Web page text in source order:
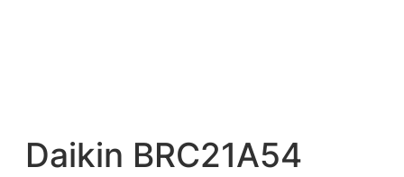
Daikin BRC21A54